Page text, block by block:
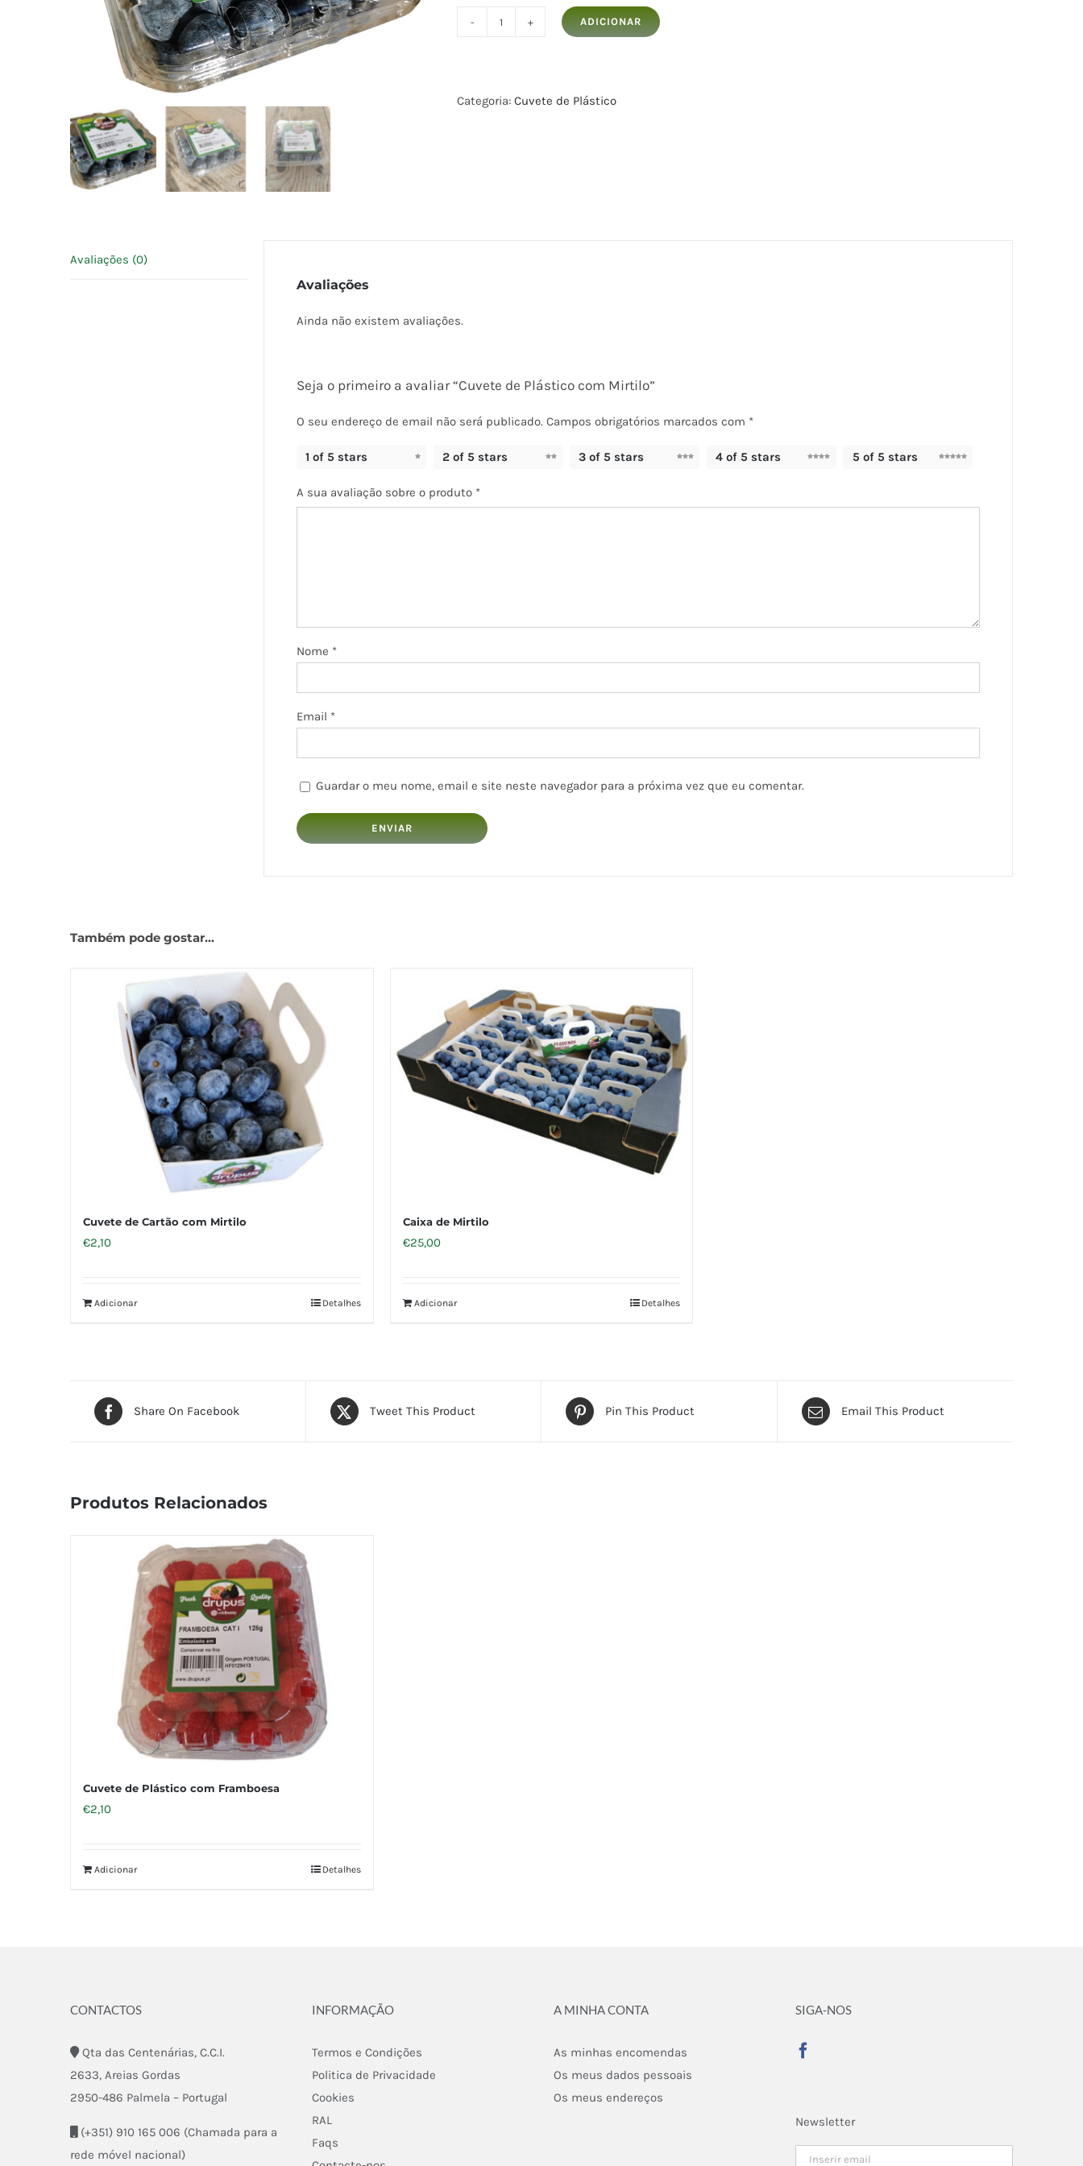
Quantidade
de
ADICIONAR
Categoria: Cuvete de Plástico
Avaliações (0)
Avaliações
Ainda não existem avaliações.
Seja o primeiro a avaliar “Cuvete de Plástico com Mirtilo”
O seu endereço de email não será publicado. Campos obrigatórios marcados com *
1 of 5 stars 2 of 5 stars 3 of 5 stars 4 of 5 stars 5 of 5 stars
A sua avaliação sobre o produto *
Nome *
Email *
Guardar o meu nome, email e site neste navegador para a próxima vez que eu comentar.
Também pode gostar…
Cuvete de Cartão com Mirtilo
€2,10
Adicionar Detalhes
Caixa de Mirtilo
€25,00
Adicionar Detalhes
Share On Facebook Tweet This Product Pin This Product Email This Product
Produtos Relacionados
Cuvete de Plástico com Framboesa
€2,10
Adicionar Detalhes
CONTACTOS
Qta das Centenárias, C.C.I.
2633, Areias Gordas
2950-486 Palmela – Portugal
(+351) 910 165 006 (Chamada para a
rede móvel nacional)
INFORMAÇÃO
Termos e Condições
Politica de Privacidade
Cookies
RAL
Faqs
A MINHA CONTA
As minhas encomendas
Os meus dados pessoais
Os meus endereços
SIGA-NOS
Newsletter